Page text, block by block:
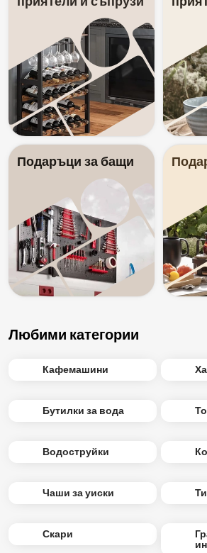
Подаръци за бащи
Любими категории
Кафемашини
Бутилки за вода
Водоструйки
Чаши за уиски
Скари